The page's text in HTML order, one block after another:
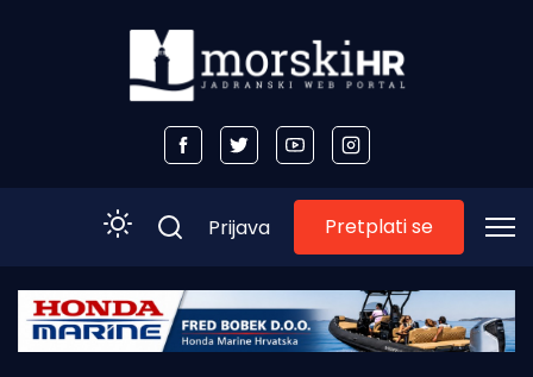
Početna
Prijava Pretplati se